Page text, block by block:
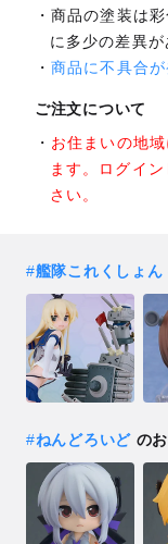
商品の塗装は
に多少の差異が
商品に不具合
ご注文について
お住まいの地
ます。ログイ
さい。
#艦隊これくしょん
#ねんどろいどのお